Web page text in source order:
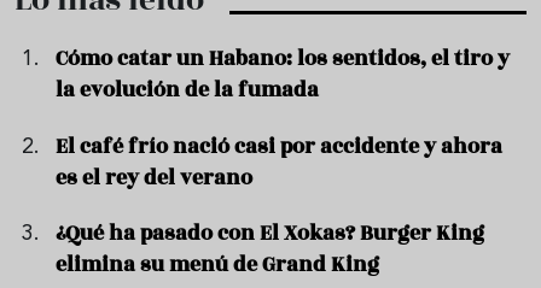
Cómo catar un Habano: los sentidos, el tiro y
la evolución de la fumada
El café frío nació casi por accidente y ahora
es el rey del verano
¿Qué ha pasado con El Xokas? Burger King
elimina su menú de Grand King